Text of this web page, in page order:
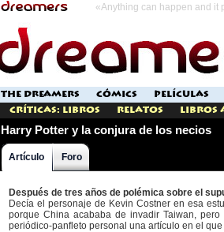
«Anything can happen and it
THE DREAMERS CÓMICS PELÍCULAS
Críticas: Libros
Relatos Libros
Harry Potter y la conjura de los necios
Artículo Foro
Después de tres años de polémica sobre el
Decía el personaje de Kevin Costner en esa
porque China acababa de invadir Taiwan,
periódico-panfleto personal una artículo en el